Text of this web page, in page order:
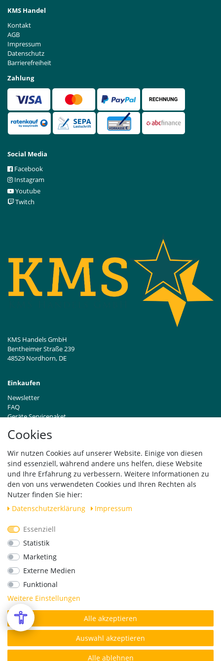
Cookies
Wir nutzen Cookies auf unserer Website. Einige von diesen
sind essenziell, während andere uns helfen, diese Website
und Ihre Erfahrung zu verbessern. Weitere Informationen zu
den von uns verwendeten Cookies und Ihren Rechten als
Nutzer finden Sie hier:
Daten­schutz­erklärung
Impressum
Essenziell
Statistik
Marketing
Externe Medien
Funktional
Weitere Einstellungen
Alle akzeptieren
Auswahl akzeptieren
Alle ablehnen
KMS Handel
Kontakt
AGB
Impressum
Datenschutz
Barrierefreiheit
Zahlung
Social Media
Facebook
Instagram
Youtube
Twitch
KMS Handels GmbH
Bentheimer Straße 239
48529 Nordhorn, DE
Einkaufen
Newsletter
FAQ
Geräte Servicepaket
Händleranfragen B2B
Widerrufsrecht
Vertrag widerrufen
Versand
Geprüfte Sicherheit
*Alle Preise verstehen sich inkl. MwSt. zzgl. Versandkosten.
© Copyright 2026 | Alle Rechte vorbehalten.